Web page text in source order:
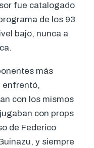
fue catalogado
de los 93
bajo, nunca a
más
enfrentó,
con los mismos
con props
de Federico
y siempre